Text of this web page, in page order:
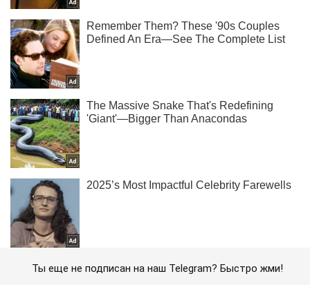
Ты еще не подписан на наш Telegram? Быстро жми!